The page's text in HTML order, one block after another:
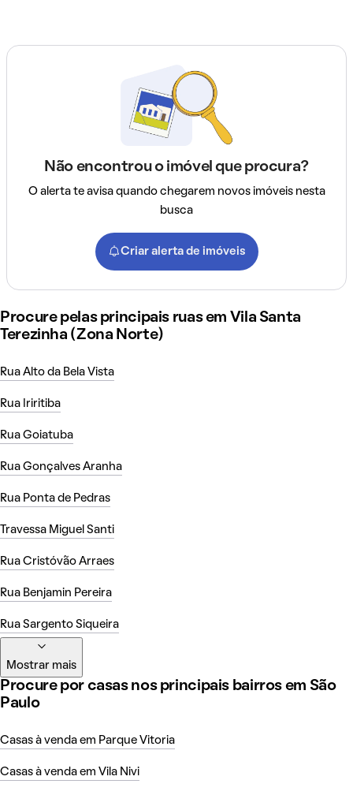
Não encontrou o imóvel que procura?
O alerta te avisa quando chegarem novos imóveis nesta
busca
Criar alerta de imóveis
Procure pelas principais ruas em Vila Santa
Terezinha (Zona Norte)
Rua Alto da Bela Vista
Rua Iriritiba
Rua Goiatuba
Rua Gonçalves Aranha
Rua Ponta de Pedras
Travessa Miguel Santi
Rua Cristóvão Arraes
Rua Benjamin Pereira
Rua Sargento Siqueira
Mostrar mais
Procure por casas nos principais bairros em São
Paulo
Casas à venda em Parque Vitoria
Casas à venda em Vila Nivi